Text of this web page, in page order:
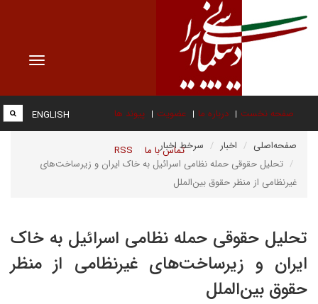
Toggle
صفحه نخست درباره ما عضویت پیوند ها
تماس با ما RSS
ENGLISH
صفحه‌اصلی اخبار
سرخط اخبار
تحلیل حقوقی حمله نظامی اسرائیل به خاک ایران و زیرساخت‌های
غیرنظامی از منظر حقوق بین‌الملل
تحلیل حقوقی حمله نظامی اسرائیل به خاک
ایران و زیرساخت‌های غیرنظامی از منظر
حقوق بین‌الملل